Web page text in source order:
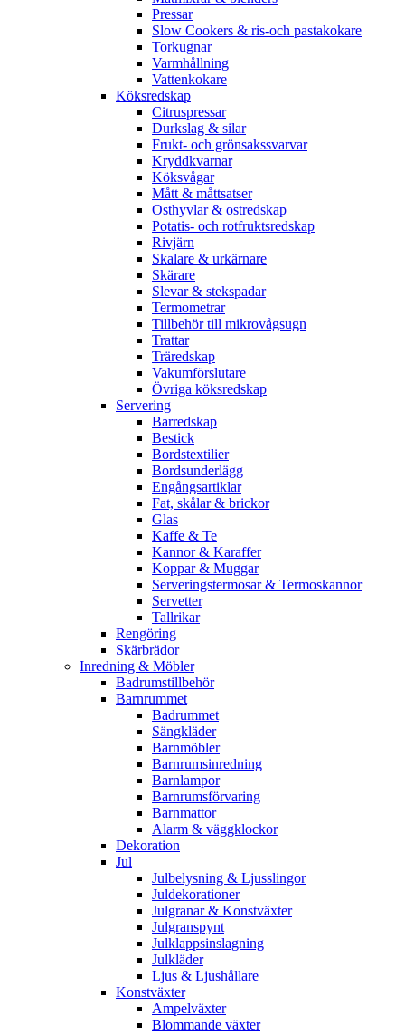
Pressar
Slow Cookers & ris-och pastakokare
Torkugnar
Varmhållning
Vattenkokare
Köksredskap
Citruspressar
Durkslag & silar
Frukt- och grönsakssvarvar
Kryddkvarnar
Köksvågar
Mått & måttsatser
Osthyvlar & ostredskap
Potatis- och rotfruktsredskap
Rivjärn
Skalare & urkärnare
Skärare
Slevar & stekspadar
Termometrar
Tillbehör till mikrovågsugn
Trattar
Träredskap
Vakumförslutare
Övriga köksredskap
Servering
Barredskap
Bestick
Bordstextilier
Bordsunderlägg
Engångsartiklar
Fat, skålar & brickor
Glas
Kaffe & Te
Kannor & Karaffer
Koppar & Muggar
Serveringstermosar & Termoskannor
Servetter
Tallrikar
Rengöring
Skärbrädor
Inredning & Möbler
Badrumstillbehör
Barnrummet
Badrummet
Sängkläder
Barnmöbler
Barnrumsinredning
Barnlampor
Barnrumsförvaring
Barnmattor
Alarm & väggklockor
Dekoration
Jul
Julbelysning & Ljusslingor
Juldekorationer
Julgranar & Konstväxter
Julgranspynt
Julklappsinslagning
Julkläder
Ljus & Ljushållare
Konstväxter
Ampelväxter
Blommande växter